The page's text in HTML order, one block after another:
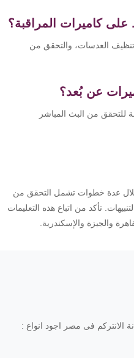
كاميرات المراقبة؟
العدسات، والتحقق من
عن بُعد؟
من البث المباشر
عدة خطوات تشمل التحقق من
تأكد من اتباع هذه التعليمات
والجيزة والإسكندرية.
فى مصر اجود انواع :